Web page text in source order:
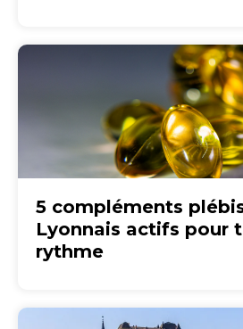
5 compléments
Lyonnais actifs pour
rythme